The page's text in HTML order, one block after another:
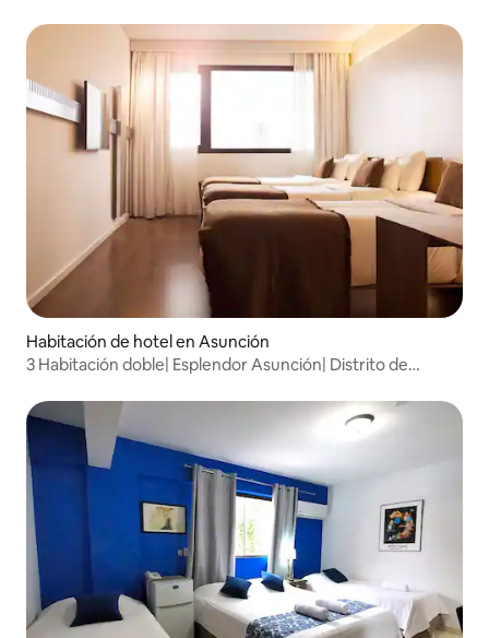
Habitación de hotel en Asunción
3 Habitación doble| Esplendor Asunción| Distrito de